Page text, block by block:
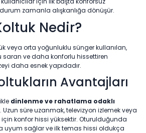
zamanla alışkanlığa dönüşür.
Nedir?
veya orta yoğunluklu sünger kullanılan,
ve daha konforlu hissettiren
daha esnek yapıdadır.
Avantajları
dinlenme ve rahatlama odaklı
Uzun süre uzanmak, televizyon izlemek veya
konfor hissi yüksektir. Oturulduğunda
uyum sağlar ve ilk temas hissi oldukça